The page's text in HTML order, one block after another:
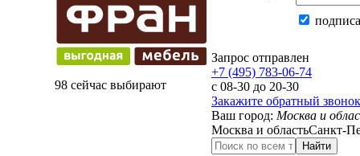
98 сейчас выбирают
Запрос отправлен
+7 (495) 783-06-74
с 08-30 до 20-30
Закажите обратный звонок
Ваш город: Москва и
Москва и областьСанкт-
Найти